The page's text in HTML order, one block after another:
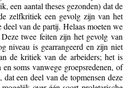
een aantal theses gezonden) dat de
zelfkritiek een gevolg zijn van het
deel van de partij. Helaas moeten we
twee feiten zijn het gevolg van
niveau is gearrangeerd en zijn niet
de kritiek van de arbeiders; het is
soms vanwege groepsredenen, of
een deel van de topmensen deze